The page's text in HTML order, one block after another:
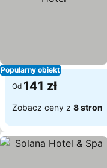
Popularny obiekt
Od 141 zł
Zobacz ceny z 8 stron